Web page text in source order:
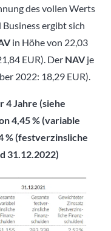
des vollen Werts
ergibt sich
in Höhe von 22,03
EUR). Der NAVje
2022: 18,29 EUR).
4 Jahre (siehe
4,45 % (variable
% (festverzinsliche
31.12.2022)